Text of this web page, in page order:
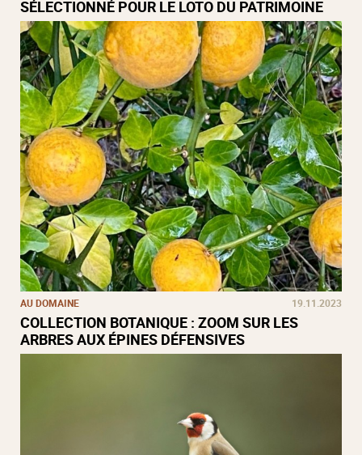
SÉLECTIONNÉ POUR LE LOTO DU PATRIMOINE
AU DOMAINE 19.11.2023
COLLECTION BOTANIQUE : ZOOM SUR LES
ARBRES AUX ÉPINES DÉFENSIVES